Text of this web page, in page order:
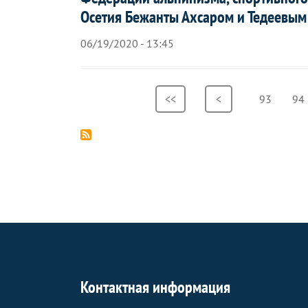
Осетия Бежанты Ахсаром и
06/19/2020 - 13:45
НумерацияПервая
<<
Предыдущая
< Страница
93 94
Контактная информация